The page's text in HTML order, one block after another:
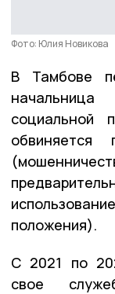
Фото: Юлия Новикова
В Тамбове
начальница
социальной
положения).
С 2021 по
свое